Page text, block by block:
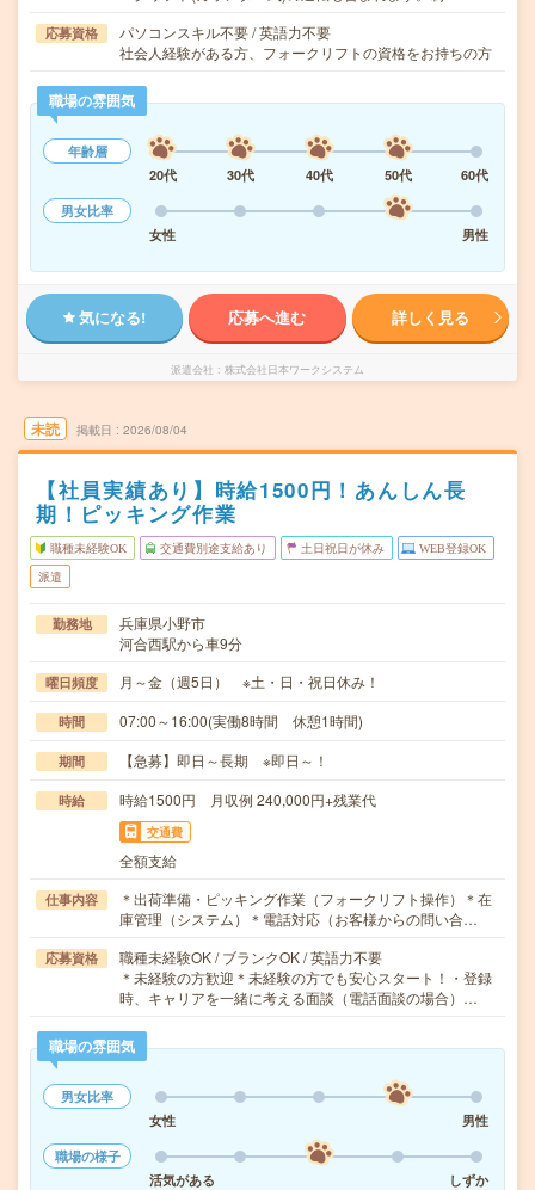
応募資格
パソコンスキル不要 / 英語力不要
社会人経験がある方、フォークリフトの資格をお持ちの方
職場の雰囲気
年齢層
20代
30代 40代 50代
60代
男女比率
女性
男性
気になる! 応募へ進む 詳しく見る
派遣会社 株式会社日本ワークシステム
未読 掲載日 2026/08/04
【社員実績あり】時給1500円！あんしん長
期！ピッキング作業
職種未経験OK 交通費別途支給あり 土日祝日が休み WEB登録OK
派遣
勤務地
兵庫県小野市
河合西駅から車9分
曜日頻度 月～金（週5日） ※土・日・祝日休み！
時間 07:00～16:00(実働8時間 休憩1時間)
期間 【急募】即日～長期 ※即日～！
時給 時給1500円 月収例 240,000円+残業代
交通費
全額支給
仕事内容
＊出荷準備・ピッキング作業（フォークリフト操作）＊在
庫管理（システム）＊電話対応（お客様からの問い合…
応募資格
職種未経験OK / ブランクOK / 英語力不要
＊未経験の方歓迎＊未経験の方でも安心スタート！・登録
時、キャリアを一緒に考える面談（電話面談の場合）…
職場の雰囲気
男女比率
女性
男性
職場の様子
活気がある
しずか